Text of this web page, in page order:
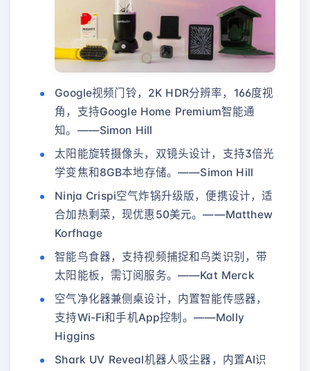
Google视频门铃，2K HDR分辨率，166度视
角，支持Google Home Premium智能通
知。——Simon Hill
太阳能旋转摄像头，双镜头设计，支持3倍光
学变焦和8GB本地存储。——Simon Hill
Ninja Crispi空气炸锅升级版，便携设计，适
合加热剩菜，现优惠50美元。——Matthew
Korfhage
智能鸟食器，支持视频捕捉和鸟类识别，带
太阳能板，需订阅服务。——Kat Merck
空气净化器兼侧桌设计，内置智能传感器，
支持Wi-Fi和手机App控制。——Molly
Higgins
Shark UV Reveal机器人吸尘器，内置AI识